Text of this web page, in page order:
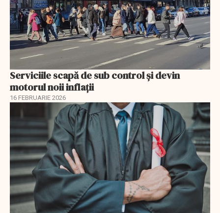
Serviciile scapă de sub control și devin
motorul noii inflații
16 FEBRUARIE 2026